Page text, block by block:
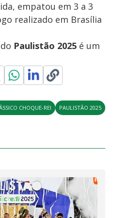
empatou em 3 a 3
realizado em Brasília
Paulistão 2025 é um
CHOQUE-REI PAULISTÃO 2025